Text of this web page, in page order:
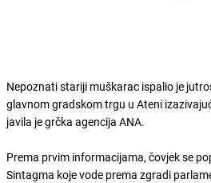
Nepoznati stariji muškarac ispalio je
glavnom gradskom trgu u Ateni
javila je grčka agencija ANA.
Prema prvim informacijama, čovjek se
Sintagma koje vode prema zgradi